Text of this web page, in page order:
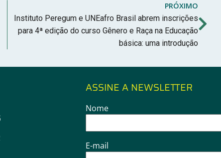
PRÓXIMO
Instituto Peregum e UNEafro Brasil abrem inscrições
para 4ª edição do curso Gênero e Raça na Educação
básica: uma introdução
ASSINE A NEWSLETTER
Nome
E-mail